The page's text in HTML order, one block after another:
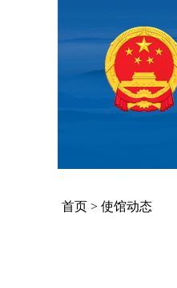
首页 > 使馆动态